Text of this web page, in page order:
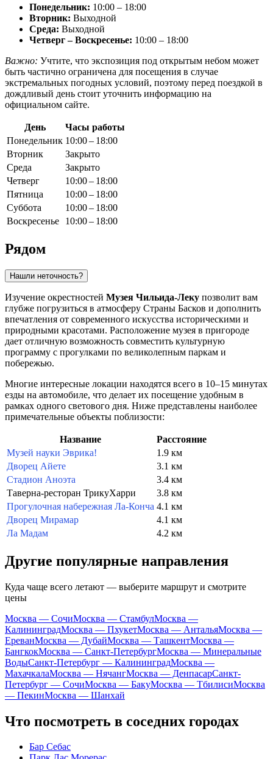
Понедельник: 10:00 – 18:00
Вторник: Выходной
Среда: Выходной
Четверг – Воскресенье: 10:00 – 18:00
Важно: Учтите, что экспозиция под открытым небом может
быть частично ограничена для посещения в случае
экстремальных погодных условий, поэтому перед поездкой в
дождливый день стоит уточнить информацию на
официальном сайте.
День
Часы работы
Понедельник 10:00 – 18:00
Вторник
Закрыто
Среда
Закрыто
Четверг
10:00 – 18:00
Пятница
10:00 – 18:00
Суббота
10:00 – 18:00
Воскресенье
10:00 – 18:00
Рядом
Нашли неточность?
Изучение окрестностей Музея Чильида-Леку позволит вам
глубже погрузиться в атмосферу Страны Басков и дополнить
впечатления от современного искусства историческими и
природными красотами. Расположение музея в пригороде
дает отличную возможность совместить культурную
программу с прогулками по великолепным паркам и
побережью.
Многие интересные локации находятся всего в 10–15 минутах
езды на автомобиле, что делает их посещение удобным в
рамках одного светового дня. Ниже представлены наиболее
примечательные объекты поблизости:
Название
Расстояние
Музей науки Эврика!
1.9 км
Дворец Айете
3.1 км
Стадион Аноэта
3.4 км
Таверна-ресторан ТрикуХарри
3.8 км
Прогулочная набережная Ла-Конча 4.1 км
Дворец Мирамар
4.1 км
Ла Мадам
4.2 км
Другие популярные направления
Куда чаще всего летают — выберите маршрут и смотрите
цены
Москва — СочиМосква — СтамбулМосква —
КалининградМосква — ПхукетМосква — АнтальяМосква —
ЕреванМосква — ДубайМосква — ТашкентМосква —
БангкокМосква — Санкт-ПетербургМосква — Минеральные
ВодыСанкт-Петербург — КалининградМосква —
МахачкалаМосква — НячангМосква — ДенпасарСанкт-
Петербург — СочиМосква — БакуМосква — ТбилисиМосква
— ПекинМосква — Шанхай
Что посмотреть в соседних городах
Бар Себас